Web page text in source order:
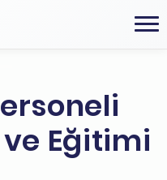
Eğitimi